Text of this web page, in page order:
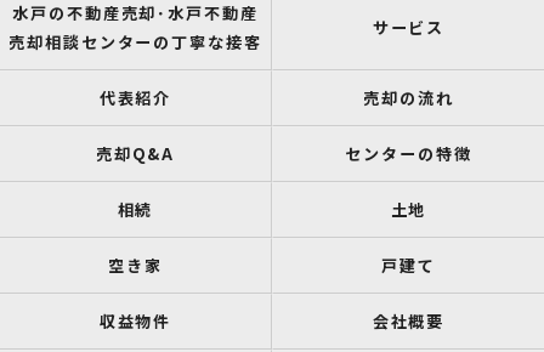
水戸の不動産売却･水戸不動産
売却相談センターの丁寧な接客
サービス
代表紹介 売却の流れ
売却Q&A センターの特徴
相続 土地
空き家 戸建て
収益物件 会社概要